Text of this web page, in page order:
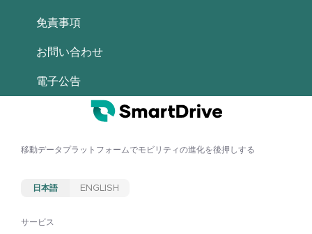
免責事項
お問い合わせ
電子公告
移動データプラットフォームでモビリティの進化を後押しする
日本語 ENGLISH
サービス